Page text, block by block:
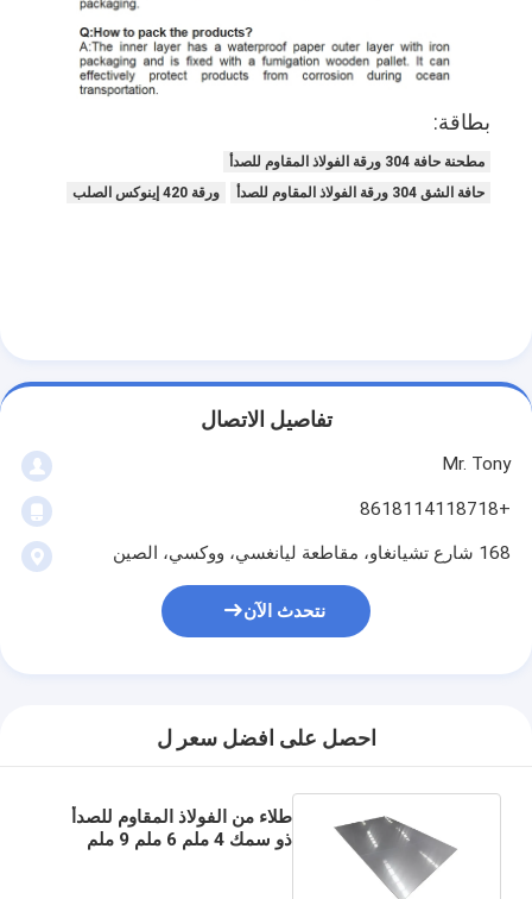
بطاقة:
مطحنة حافة 304 ورقة الفولاذ المقاوم للصدأ
حافة الشق 304 ورقة الفولاذ المقاوم للصدأ
ورقة 420 إينوكس الصلب
تفاصيل الاتصال
Mr. Tony
+8618114118718
168 شارع تشيانغاو، مقاطعة ليانغسي، ووكسي، الصين
نتحدث الآن
احصل على افضل سعر ل
طلاء من الفولاذ المقاوم للصدأ
ذو سمك 4 ملم 6 ملم 9 ملم